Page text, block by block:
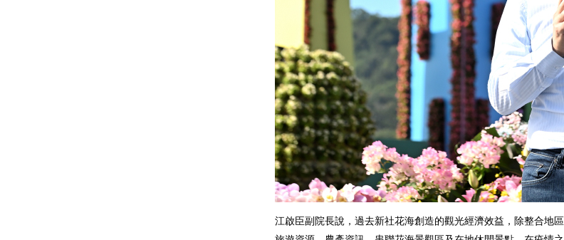
江啟臣副院長說，過去新社花海創造的觀光經濟效益，除整合地區